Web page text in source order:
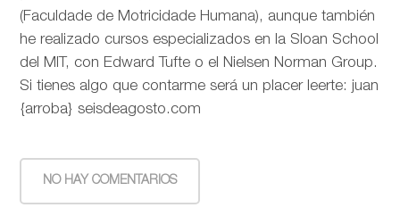
(Faculdade de Motricidade Humana), aunque también
he realizado cursos especializados en la Sloan School
del MIT, con Edward Tufte o el Nielsen Norman Group.
Si tienes algo que contarme será un placer leerte: juan
{arroba} seisdeagosto.com
NO HAY COMENTARIOS